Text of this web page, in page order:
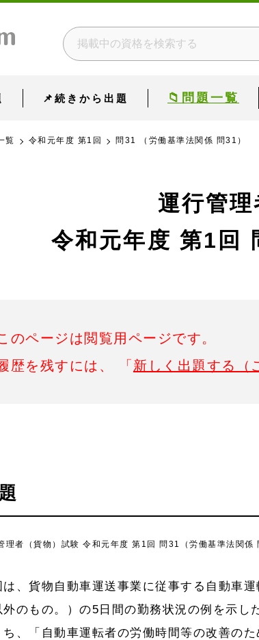
📌続きから出題 📁問題一覧
覧 令和元年度 第1回 問31 （労働基準法関係 問31）
運行管
令和元年度 第1回
のページは閲覧用ページです。
歴を残すには、 「 新しく出題する（
理者（貨物）試験 令和元年度 第1回 問31（労働基準法関係
は、貨物自動車運送事業に従事する自動車
外のもの。）の5日間の勤務状況の例を示し
ち、「自動車運転者の労働時間等の改善の